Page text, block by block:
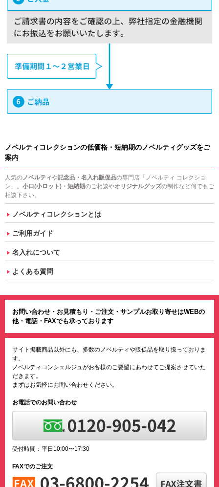
ノベルティコレクションの低価格・短納期のノベルティグッズをご
案内
人気のノベルティや記念品・名入れ販促品の専門店「ノベルティ コレクショ
ン」。 小口(小ロット)・短納期のご相談やオリジナルグッズの制作など何でもご
相談下さい。
ノベルティコレクションとは
ご利用ガイド
名入れについて
よくある質問
お問い合わせ・お見積もり・ご注文・サンプルお取り寄せはWEBの
他・電話・FAXでも承っております
サイト掲載商品以外にも、多数のノベルティや販促品を取り扱っておりま
す。
ノベルティコンシェルジュがお客様のご要望にあわせてご提案させていた
だきます。
まずはお気軽にお問い合わせください。
お電話でのお問い合わせ
受付時間：平日10:00〜17:30
FAXでのご注文